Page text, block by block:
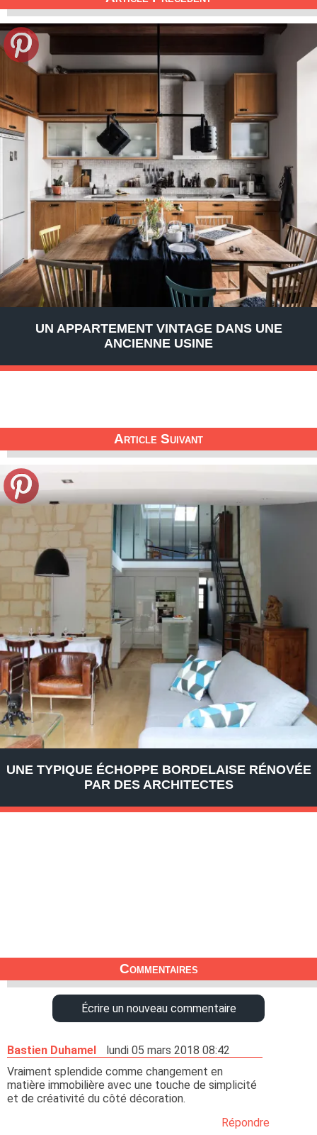
UN APPARTEMENT VINTAGE DANS UNE
ANCIENNE USINE
Article Suivant
UNE TYPIQUE ÉCHOPPE BORDELAISE RÉNOVÉE
PAR DES ARCHITECTES
Commentaires
Écrire un nouveau commentaire
Bastien Duhamel
lundi 05 mars 2018 08:42
Vraiment splendide comme changement en
matière immobilière avec une touche de simplicité
et de créativité du côté décoration.
Répondre